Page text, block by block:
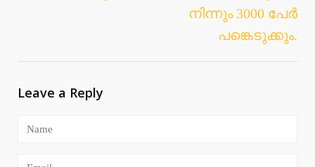
നിന്നും 3000 പേർ
പങ്കെടുക്കും.
Leave a Reply